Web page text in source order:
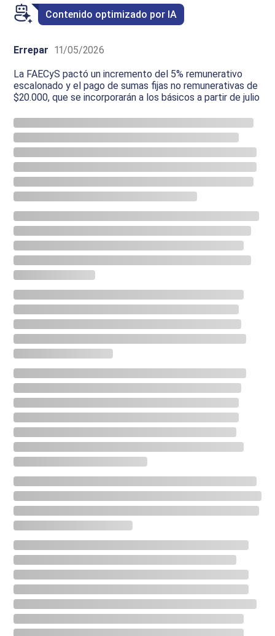
Contenido optimizado por IA
Errepar 11/05/2026
La FAECyS pactó un incremento del 5% remunerativo
escalonado y el pago de sumas fijas no remunerativas de
$20.000, que se incorporarán a los básicos a partir de julio